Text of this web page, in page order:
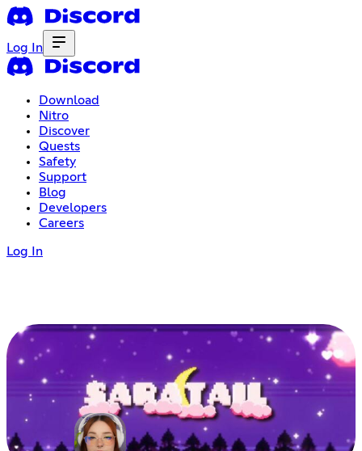
Log In
Download
Nitro
Discover
Quests
Safety
Support
Blog
Developers
Careers
Log In